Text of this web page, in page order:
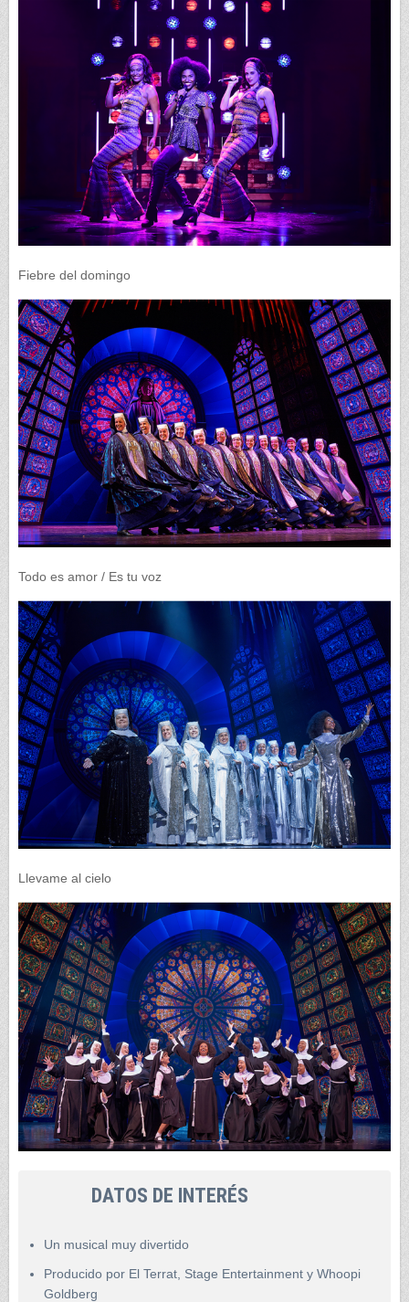
Fiebre del domingo
Todo es amor / Es tu voz
Llevame al cielo
DATOS DE INTERÉS
Un musical muy divertido
Producido por El Terrat, Stage Entertainment y Whoopi
Goldberg